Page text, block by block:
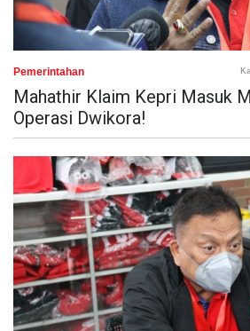
Pemerintahan
Mahathir Klaim Kepri Masuk
Operasi Dwikora!